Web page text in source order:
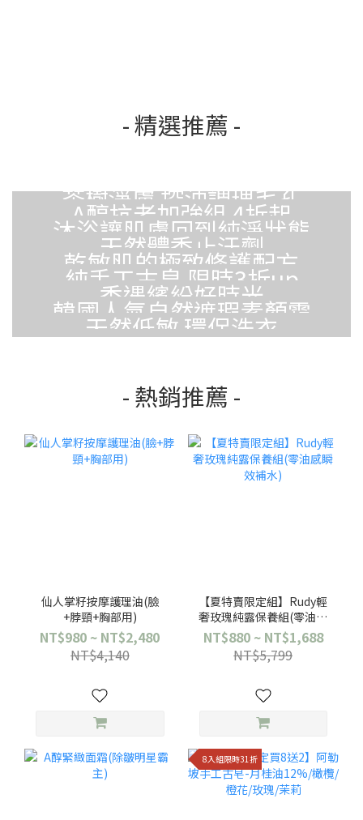
- 精選推薦 -
茶樹淨膚 控油調理毛孔
A醇抗老加強組 4折起
沐浴讓肌膚回到純淨狀態
天然體香止汗劑
乾敏肌的極致修護配方
純手工古皂 限時3折up
香遇繽紛好時光
韓國人氣自然遮瑕素顏霜
天然低敏 環保洗衣
- 熱銷推薦 -
仙人掌籽按摩護理油(臉
+脖頸+胸部用)
NT$980 ~ NT$2,480
NT$4,140
【夏特賣限定組】Rudy輕
奢玫瑰純露保養組(零油感
瞬效補水)
NT$880 ~ NT$1,688
NT$5,799
8入組限時31折